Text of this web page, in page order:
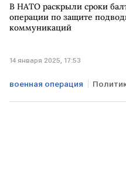
экспертное мнение
В НАТО раскрыли сроки
операции по защите
коммуникаций
14 января 2025, 17:53
военная операция
НАТО